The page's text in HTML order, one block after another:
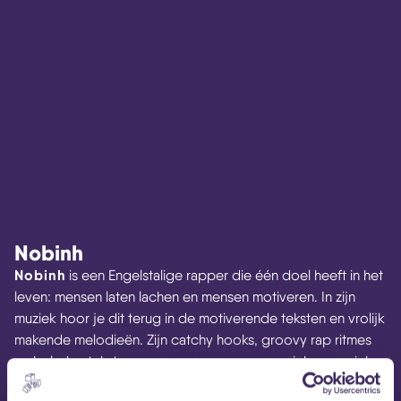
Nobinh
Nobinh is een Engelstalige rapper die één doel heeft in het
leven: mensen laten lachen en mensen motiveren. In zijn
muziek hoor je dit terug in de motiverende teksten en vrolijk
makende melodieën. Zijn catchy hooks, groovy rap ritmes
en beladen teksten vormen samen een energieke en unieke
sound.